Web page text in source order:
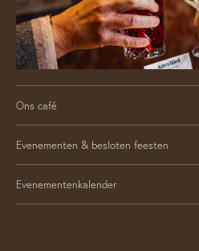
Ons café
Evenementen & besloten feesten
Evenementenkalender